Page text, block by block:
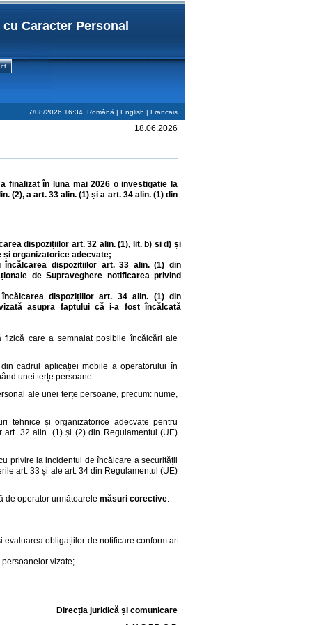
Caracter Personal
7/08/2026 16:34 Română | English | Francais
18.06.2026
finalizat în luna mai 2026 o investigație la
(2), a art. 33 alin. (1) și a art. 34 alin. (1) din
dispozițiilor art. 32 alin. (1), lit. b) și d) și
și organizatorice adecvate;
dispozițiilor art. 33 alin. (1) din
de Supraveghere notificarea privind
dispozițiilor art. 34 alin. (1) din
asupra faptului că i-a fost încălcată
care a semnalat posibile încălcări ale
cadrul aplicației mobile a operatorului în
unei terțe persoane.
ale unei terțe persoane, precum: nume,
tehnice și organizatorice adecvate pentru
art. 32 alin. (1) și (2) din Regulamentul (UE)
privire la incidentul de încălcare a securității
art. 33 și ale art. 34 din Regulamentul (UE)
de operator următoarele măsuri corective:
obligațiilor de notificare conform art.
vizate;
Direcția juridică și comunicare